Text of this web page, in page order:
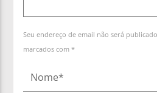
Seu endereço de email não será
marcados com *